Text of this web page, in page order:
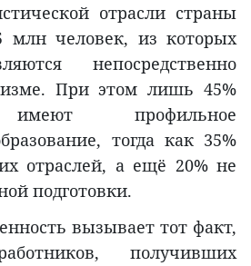
отрасли страны
млн человек, из которых
непосредственно
При этом лишь 45%
имеют профильное
тогда как 35%
отраслей, а ещё 20% не
подготовки.
вызывает тот факт,
получивших